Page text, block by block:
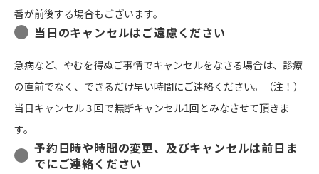
番が前後する場合もございます。
当日のキャンセルはご遠慮ください
急病など、やむを得ぬご事情でキャンセルをなさる場合は、診療
の直前でなく、できるだけ早い時間にご連絡ください。（注！）
当日キャンセル３回で無断キャンセル1回とみなさせて頂きま
す。
予約日時や時間の変更、及びキャンセルは前日ま
でにご連絡ください